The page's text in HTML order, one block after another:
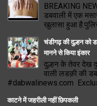
BREAKING
डबवाली में एक
खुलासा हुआ
चंडीगढ़ की दुल्हन को
मानने से किया इंकार
दुल्हन के तेवर देख
वाली लडक़ी की
#dabwalinews.com
काटने में जहरीली नहीं छिपकली